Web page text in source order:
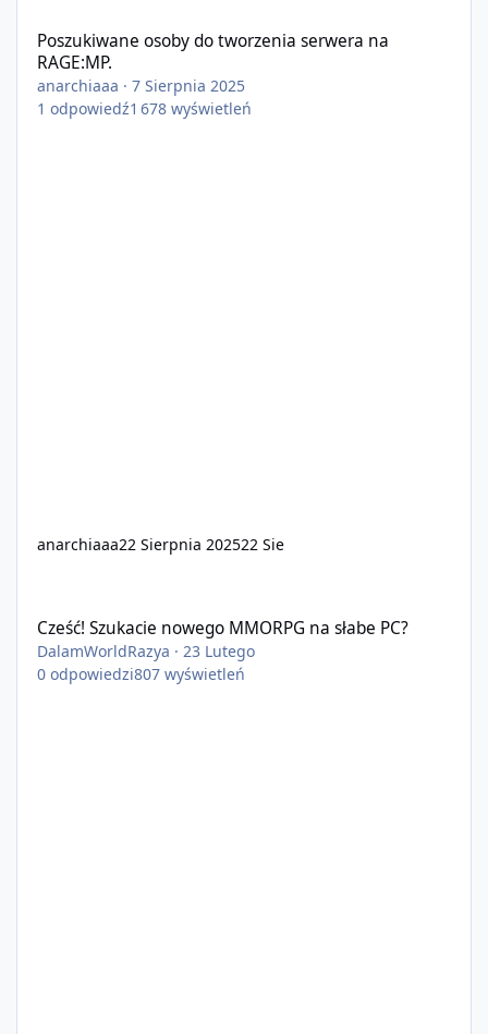
Poszukiwane osoby do tworzenia serwera na
RAGE:MP.
anarchiaaa ·7 Sierpnia 2025
1 odpowiedź1 678 wyświetleń
anarchiaaa22 Sierpnia 202522 Sie
Cześć! Szukacie nowego MMORPG na słabe PC?
DalamWorldRazya ·23 Lutego
0 odpowiedzi807 wyświetleń